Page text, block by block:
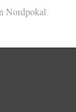
Nordpokal